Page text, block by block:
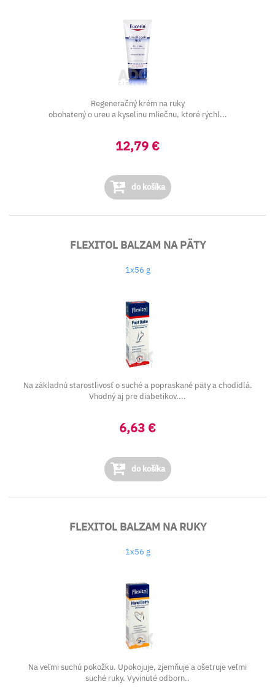
Regeneračný krém na ruky
obohatený o ureu a kyselinu mliečnu, ktoré rýchl...
12,79 €
do košíka
FLEXITOL BALZAM NA PӒTY
1x56 g
Na základnú starostlivosť o suché a popraskané päty a chodidlá.
Vhodný aj pre diabetikov....
6,63 €
do košíka
FLEXITOL BALZAM NA RUKY
1x56 g
Na veľmi suchú pokožku. Upokojuje, zjemňuje a ošetruje veľmi
suché ruky. Vyvinuté odborn..